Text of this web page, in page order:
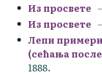
Из просвете
Из просвете
Лепи
(сећања
1888.